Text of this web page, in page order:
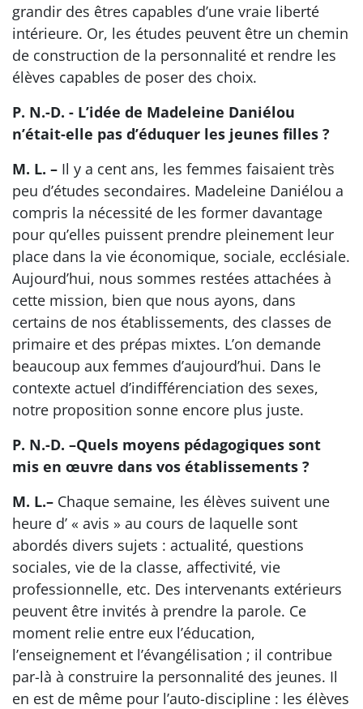
grandir des êtres capables d’une vraie liberté
intérieure. Or, les études peuvent être un chemin
de construction de la personnalité et rendre les
élèves capables de poser des choix.
P. N.-D. - L’idée de Madeleine Daniélou
n’était-elle pas d’éduquer les jeunes filles ?
M. L. – Il y a cent ans, les femmes faisaient très
peu d’études secondaires. Madeleine Daniélou a
compris la nécessité de les former davantage
pour qu’elles puissent prendre pleinement leur
place dans la vie économique, sociale, ecclésiale.
Aujourd’hui, nous sommes restées attachées à
cette mission, bien que nous ayons, dans
certains de nos établissements, des classes de
primaire et des prépas mixtes. L’on demande
beaucoup aux femmes d’aujourd’hui. Dans le
contexte actuel d’indifférenciation des sexes,
notre proposition sonne encore plus juste.
P. N.-D. –Quels moyens pédagogiques sont
mis en œuvre dans vos établissements ?
M. L.– Chaque semaine, les élèves suivent une
heure d’ « avis » au cours de laquelle sont
abordés divers sujets : actualité, questions
sociales, vie de la classe, affectivité, vie
professionnelle, etc. Des intervenants extérieurs
peuvent être invités à prendre la parole. Ce
moment relie entre eux l’éducation,
l’enseignement et l’évangélisation ; il contribue
par-là à construire la personnalité des jeunes. Il
en est de même pour l’auto-discipline : les élèves